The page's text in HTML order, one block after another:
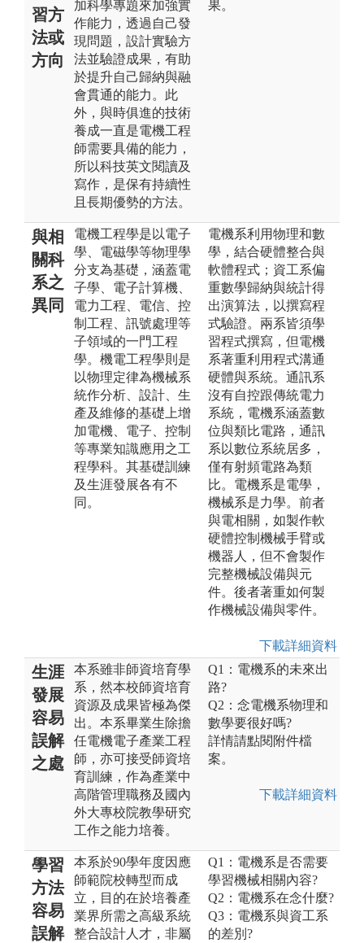
習方
法或
方向
加科學專題來加強實
作能力，透過自己發
現問題，設計實驗方
法並驗證成果，有助
於提升自己歸納與融
會貫通的能力。此
外，與時俱進的技術
養成一直是電機工程
師需要具備的能力，
所以科技英文閱讀及
寫作，是保有持續性
且長期優勢的方法。
果。
與相
關科
系之
異同
電機工程學是以電子
學、電磁學等物理學
分支為基礎，涵蓋電
子學、電子計算機、
電力工程、電信、控
制工程、訊號處理等
子領域的一門工程
學。機電工程學則是
以物理定律為機械系
統作分析、設計、生
產及維修的基礎上增
加電機、電子、控制
等專業知識應用之工
程學科。其基礎訓練
及生涯發展各有不
同。
電機系利用物理和數
學，結合硬體整合與
軟體程式；資工系偏
重數學歸納與統計得
出演算法，以撰寫程
式驗證。兩系皆須學
習程式撰寫，但電機
系著重利用程式溝通
硬體與系統。通訊系
沒有自控跟傳統電力
系統，電機系涵蓋數
位與類比電路，通訊
系以數位系統居多，
僅有射頻電路為類
比。電機系是電學，
機械系是力學。前者
與電相關，如製作軟
硬體控制機械手臂或
機器人，但不會製作
完整機械設備與元
件。後者著重如何製
作機械設備與零件。
下載詳細資料
生涯
發展
容易
誤解
之處
本系雖非師資培育學
系，然本校師資培育
資源及成果皆極為傑
出。本系畢業生除擔
任電機電子產業工程
師，亦可接受師資培
育訓練，作為產業中
高階管理職務及國內
外大專校院教學研究
工作之能力培養。
Q1：電機系的未來出
路?
Q2：念電機系物理和
數學要很好嗎?
詳情請點閱附件檔
案。
下載詳細資料
學習
方法
容易
誤解
本系於90學年度因應
師範院校轉型而成
立，目的在於培養產
業界所需之高級系統
整合設計人才，非屬
Q1：電機系是否需要
學習機械相關內容?
Q2：電機系在念什麼?
Q3：電機系與資工系
的差別?